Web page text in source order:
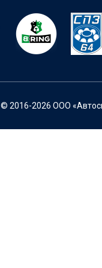
© 2016-2026 ООО